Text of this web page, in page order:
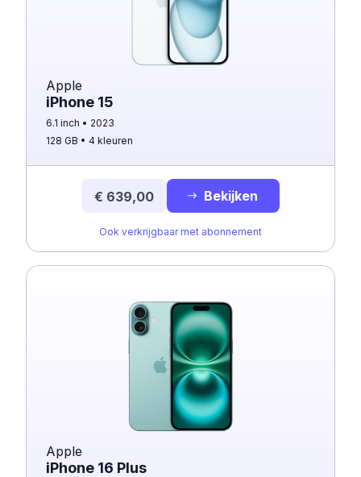
Apple
iPhone 15
6.1 inch
2023
128 GB
4 kleuren
€ 639,00 Bekijken
Ook verkrijgbaar met abonnement
Apple
iPhone 16 Plus